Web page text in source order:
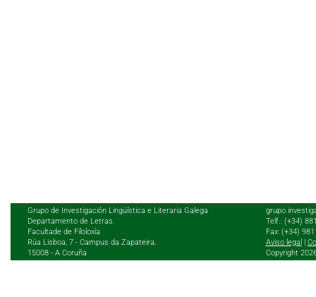
Grupo de Investigación Lingüística e Literaria Galega
Departamento de Letras.
Facultade de Filoloxía
Rúa Lisboa, 7 - Campus da Zapateira,
15008 - A Coruña
Telf.: (+34)
Fax: (+34)
Aviso legal
Copyright